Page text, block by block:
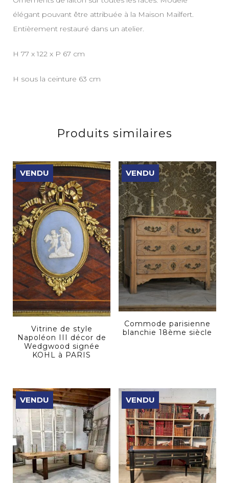
élégant pouvant être attribuée à la Maison Mailfert.
Entièrement restauré dans un atelier.
H 77 x 122 x P 67 cm
H sous la ceinture 63 cm
Produits similaires
VENDU
Vitrine de style
Napoléon III décor de
Wedgwood signée
KOHL à PARIS
VENDU
Commode parisienne
blanchie 18ème siècle
VENDU VENDU